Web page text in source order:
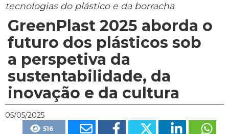
tecnologias do plástico e da borracha
GreenPlast 2025 aborda o
futuro dos plásticos sob
a perspetiva da
sustentabilidade, da
inovação e da cultura
05/05/2025
516